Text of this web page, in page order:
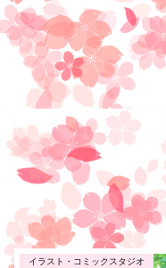
イラスト・コミックスタジオ